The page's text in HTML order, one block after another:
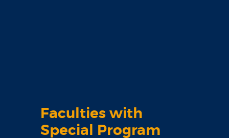
Faculties with
Special Program